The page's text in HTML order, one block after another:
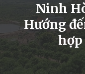
Ninh
Hướng